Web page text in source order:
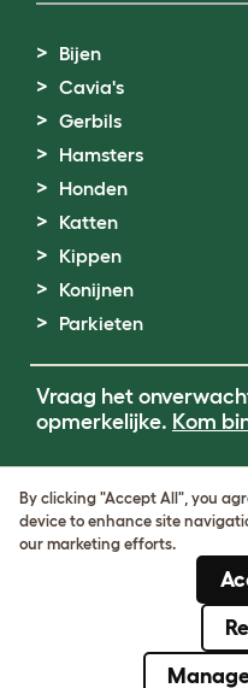
Bijen
Cavia's
Gerbils
Hamsters
Honden
Katten
Kippen
Konijnen
Parkieten
Vraag het
opmerkelijke. Kom
Cookie & Privacy Policy
Cookie Settings
BTW-nummer:
KvK-nummer:
By clicking "Accept All", you
device to enhance site
our marketing efforts.